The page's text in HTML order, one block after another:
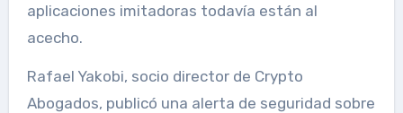
aplicaciones imitadoras todavía están al
acecho.
Rafael Yakobi, socio director de Crypto
Abogados, publicó una alerta de seguridad sobre